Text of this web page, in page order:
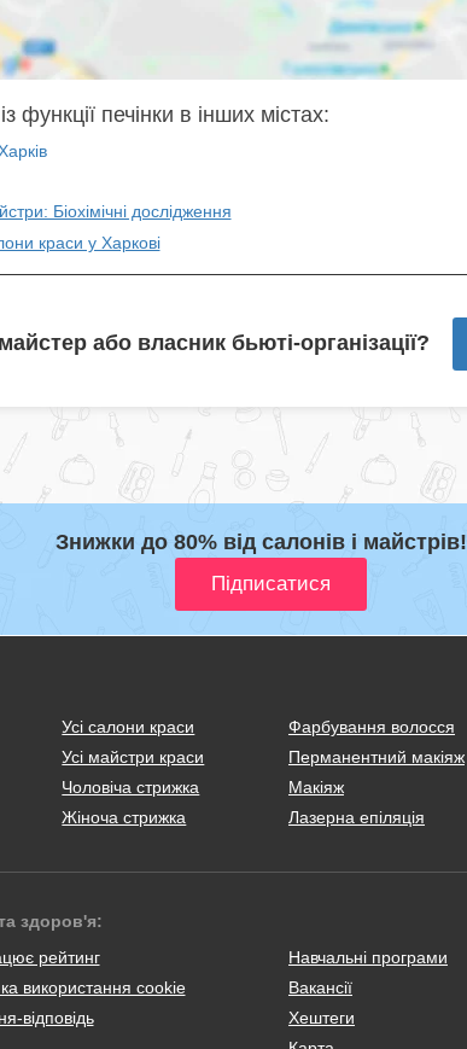
функції печінки в інших містах:
Біохімічні дослідження
краси у Харкові
або власник бьюті-організації?
Знижки до 80% від салонів і майстрів!
Усі салони краси
Усі майстри краси
Чоловіча стрижка
Жіноча стрижка
Фарбування волосся
Перманентний макіяж
Макіяж
Лазерна епіляція
здоров'я:
рейтинг
використання cookie
відповідь
Навчальні програми
Вакансії
Хештеги